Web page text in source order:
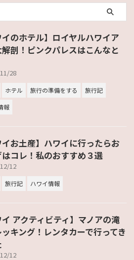
イのホテル】ロイヤルハワイア
剖！ピンクパレスはこんなと
28
ホテル 旅行の準備をする
旅行記
報
イお土産】ハワイに行ったらお
コレ！私のおすすめ３選
12
旅行記 ハワイ情報
イ アクティビティ】マノアの滝
キング！レンタカーで行ってき
12